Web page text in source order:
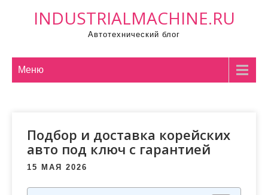
INDUSTRIALMACHINE.RU
Автотехнический блог
Меню
Подбор и доставка корейских
авто под ключ с гарантией
15 МАЯ 2026